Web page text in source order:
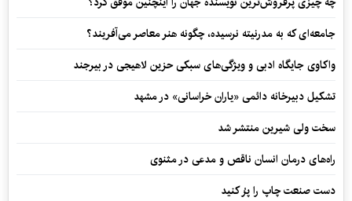
جامعه‌ای که به مدرنیته نرسیده، چگونه هنر معاصر می‌آفریند؟
واکاوی جایگاه ادبی و ویژگی‌های سبکی حزین لاهیجی در بیرجند
تشکیل دبیرخانه دائمی «یاران خراسانی» در مشهد
سخت ولی شیرین منتشر شد
راه‌های درمان انسان ناقص و مدعی در مثنوی
دست صنعت چاپ را پرُ کنید